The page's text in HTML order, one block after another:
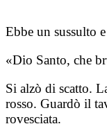
​Ebbe un sussulto
​«Dio Santo, che
​Si alzò di scatto.
rosso. Guardò il
rovesciata.